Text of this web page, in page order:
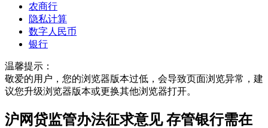
农商行
隐私计算
数字人民币
银行
温馨提示：
敬爱的用户，您的浏览器版本过低，会导致页面浏览异常，建
议您升级浏览器版本或更换其他浏览器打开。
沪网贷监管办法征求意见 存管银行需在